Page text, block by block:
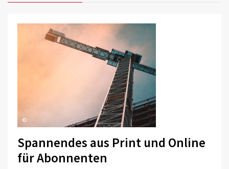
©
Spannendes aus Print und Online
für Abonnenten